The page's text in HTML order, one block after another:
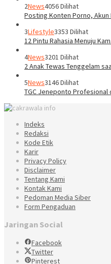
2News4056 Dilihat
Posting Konten Porno,
3Lifestyle3353 Dilihat
12 Pintu Rahasia Menuju
4News3201 Dilihat
2 Anak Tewas Tenggelam
5News3146 Dilihat
TGC Jeneponto Profesional
Indeks
Redaksi
Kode Etik
Karir
Privacy Policy
Disclaimer
Tentang Kami
Kontak Kami
Pedoman Media Siber
Form Pengaduan
Jaringan Social
Facebook
Twitter
Pinterest